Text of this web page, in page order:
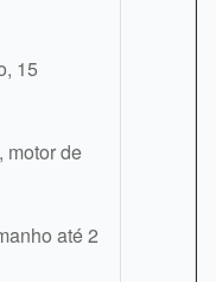
15
motor de
até 2